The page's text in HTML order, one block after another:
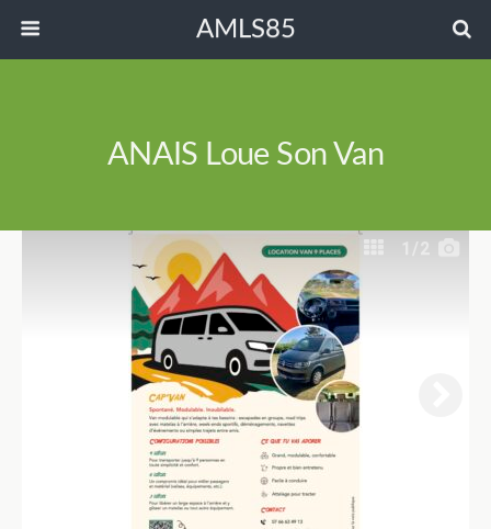
AMLS85
ANAIS Loue Son Van
1 /2